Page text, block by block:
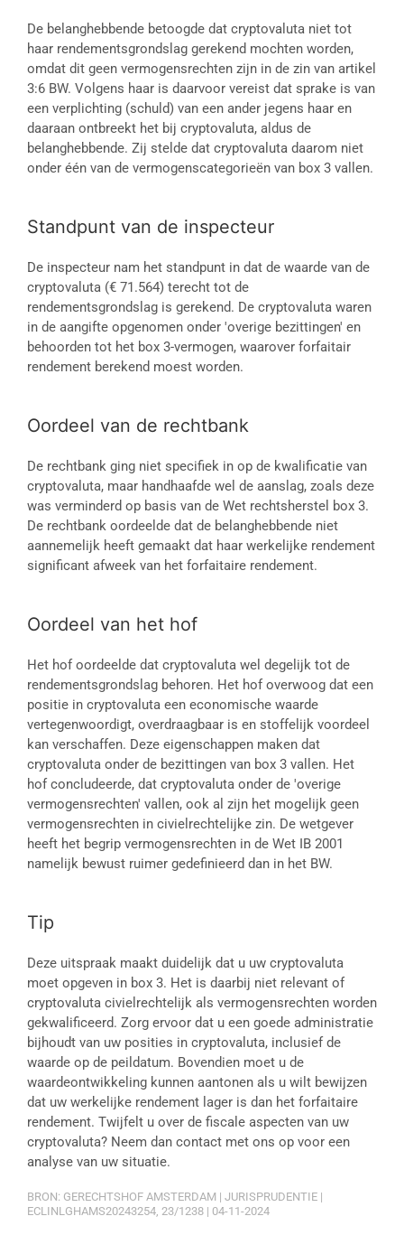
De belanghebbende betoogde dat cryptovaluta niet tot
haar rendementsgrondslag gerekend mochten worden,
omdat dit geen vermogensrechten zijn in de zin van artikel
3:6 BW. Volgens haar is daarvoor vereist dat sprake is van
een verplichting (schuld) van een ander jegens haar en
daaraan ontbreekt het bij cryptovaluta, aldus de
belanghebbende. Zij stelde dat cryptovaluta daarom niet
onder één van de vermogenscategorieën van box 3 vallen.
Standpunt van de inspecteur
De inspecteur nam het standpunt in dat de waarde van de
cryptovaluta (€ 71.564) terecht tot de
rendementsgrondslag is gerekend. De cryptovaluta waren
in de aangifte opgenomen onder 'overige bezittingen' en
behoorden tot het box 3-vermogen, waarover forfaitair
rendement berekend moest worden.
Oordeel van de rechtbank
De rechtbank ging niet specifiek in op de kwalificatie van
cryptovaluta, maar handhaafde wel de aanslag, zoals deze
was verminderd op basis van de Wet rechtsherstel box 3.
De rechtbank oordeelde dat de belanghebbende niet
aannemelijk heeft gemaakt dat haar werkelijke rendement
significant afweek van het forfaitaire rendement.
Oordeel van het hof
Het hof oordeelde dat cryptovaluta wel degelijk tot de
rendementsgrondslag behoren. Het hof overwoog dat een
positie in cryptovaluta een economische waarde
vertegenwoordigt, overdraagbaar is en stoffelijk voordeel
kan verschaffen. Deze eigenschappen maken dat
cryptovaluta onder de bezittingen van box 3 vallen. Het
hof concludeerde, dat cryptovaluta onder de 'overige
vermogensrechten' vallen, ook al zijn het mogelijk geen
vermogensrechten in civielrechtelijke zin. De wetgever
heeft het begrip vermogensrechten in de Wet IB 2001
namelijk bewust ruimer gedefinieerd dan in het BW.
Tip
Deze uitspraak maakt duidelijk dat u uw cryptovaluta
moet opgeven in box 3. Het is daarbij niet relevant of
cryptovaluta civielrechtelijk als vermogensrechten worden
gekwalificeerd. Zorg ervoor dat u een goede administratie
bijhoudt van uw posities in cryptovaluta, inclusief de
waarde op de peildatum. Bovendien moet u de
waardeontwikkeling kunnen aantonen als u wilt bewijzen
dat uw werkelijke rendement lager is dan het forfaitaire
rendement. Twijfelt u over de fiscale aspecten van uw
cryptovaluta? Neem dan contact met ons op voor een
analyse van uw situatie.
BRON: GERECHTSHOF AMSTERDAM | JURISPRUDENTIE |
ECLINLGHAMS20243254, 23/1238 | 04-11-2024